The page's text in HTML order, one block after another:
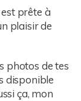
prête à
plaisir de
photos de tes
disponible
ça, mon